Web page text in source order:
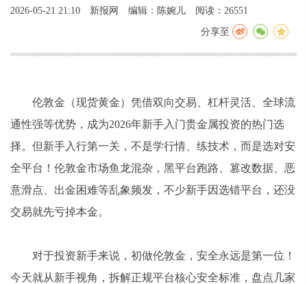
2026-05-21 21:10 新报网 编辑：陈婉儿 阅读：26551
分享至
伦敦金（现货黄金）凭借双向交易、杠杆灵活、全球流
通性强等优势，成为2026年新手入门贵金属投资的热门选
择。但新手入行第一关，不是学行情、练技术，而是选对安
全平台！伦敦金市场鱼龙混杂，黑平台跑路、篡改数据、恶
意滑点、出金困难等乱象频发，不少新手因选错平台，还没
交易就先亏掉本金。
对于投资新手来说，初做伦敦金，安全永远是第一位！
今天就从新手视角，拆解正规平台核心安全标准，盘点几家